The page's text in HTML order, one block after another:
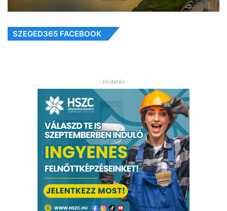
SZEGED365 FACEBOOK
- Hirdetés -